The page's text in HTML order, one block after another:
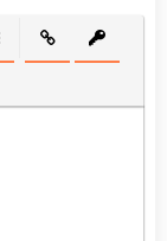
СПИСОК
ВСТАВИТЬ